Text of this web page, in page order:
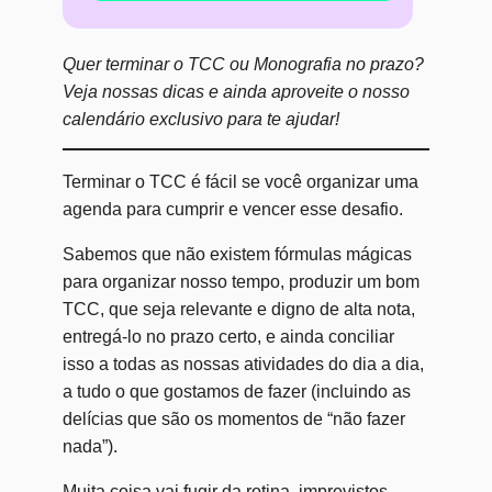
Quer terminar o TCC ou Monografia no prazo?
Veja nossas dicas e ainda aproveite o nosso
calendário exclusivo para te ajudar!
Terminar o TCC é fácil se você organizar uma
agenda para cumprir e vencer esse desafio.
Sabemos que não existem fórmulas mágicas
para organizar nosso tempo, produzir um bom
TCC, que seja relevante e digno de alta nota,
entregá-lo no prazo certo, e ainda conciliar
isso a todas as nossas atividades do dia a dia,
a tudo o que gostamos de fazer (incluindo as
delícias que são os momentos de “não fazer
nada”).